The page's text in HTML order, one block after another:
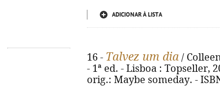
ADICIONAR À LISTA
16 - Talvez um dia /
- 1ª ed. - Lisboa : Topseller,
orig.: Maybe someday. -